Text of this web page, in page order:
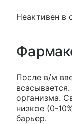
Неактивен в
После в/м
организма.
низкое (0-
барьер.